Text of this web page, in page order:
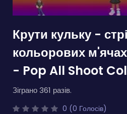
Крути кульку -
кольорових
- Pop All Shoot
Зіграно 361 разів.
0 (0 Голосів)